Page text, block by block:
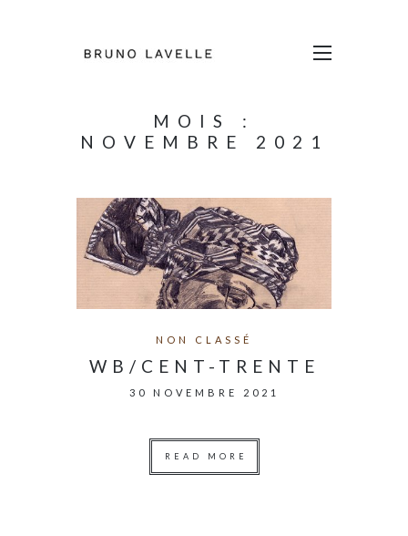
MOIS :
NOVEMBRE 2021
NON CLASSÉ
WB/CENT-TRENTE
30 NOVEMBRE 2021
READ MORE